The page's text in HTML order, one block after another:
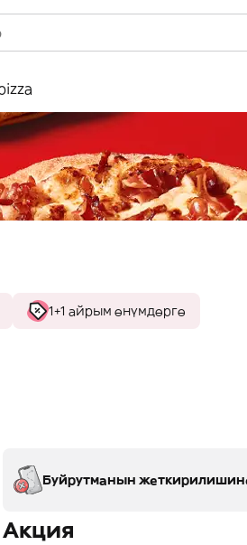
1+1 айрым өнүмдөргө
Буйрутманын
Акция